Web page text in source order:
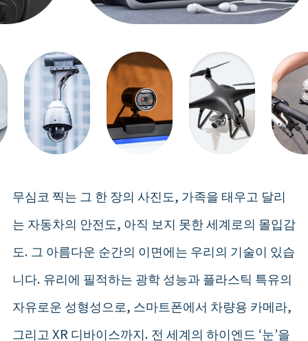
무심코 찍는 그 한 장의 사진도, 가족을 태우고 달리
는 자동차의 안전도, 아직 보지 못한 세계로의 몰입감
도. 그 아름다운 순간의 이면에는 우리의 기술이 있습
니다. 유리에 필적하는 광학 성능과 플라스틱 특유의
자유로운 성형성으로, 스마트폰에서 차량용 카메라,
그리고 XR 디바이스까지. 전 세계의 하이엔드 ‘눈’을